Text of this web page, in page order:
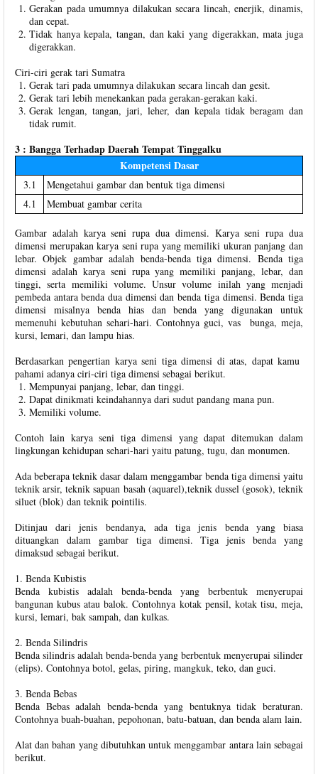
Gerakan pada umumnya dilakukan secara lincah, enerjik, dinamis,
dan cepat.
Tidak hanya kepala, tangan, dan kaki yang digerakkan, mata juga
digerakkan.
Ciri-ciri gerak tari Sumatra
Gerak tari pada umumnya dilakukan secara lincah dan gesit.
Gerak tari lebih menekankan pada gerakan-gerakan kaki.
Gerak lengan, tangan, jari, leher, dan kepala tidak beragam dan
tidak rumit.
3 : Bangga Terhadap Daerah Tempat Tinggalku
Kompetensi Dasar
3.1
Mengetahui gambar dan bentuk tiga dimensi
4.1
Membuat gambar cerita
Gambar adalah karya seni rupa dua dimensi. Karya seni rupa dua
dimensi merupakan karya seni rupa yang memiliki ukuran panjang dan
lebar. Objek gambar adalah benda-benda tiga dimensi. Benda tiga
dimensi adalah karya seni rupa yang memiliki panjang, lebar, dan
tinggi, serta memiliki volume. Unsur volume inilah yang menjadi
pembeda antara benda dua dimensi dan benda tiga dimensi. Benda tiga
dimensi misalnya benda hias dan benda yang digunakan untuk
memenuhi kebutuhan sehari-hari. Contohnya guci, vas bunga, meja,
kursi, lemari, dan lampu hias.
Berdasarkan pengertian karya seni tiga dimensi di atas, dapat kamu
pahami adanya ciri-ciri tiga dimensi sebagai berikut.
Mempunyai panjang, lebar, dan tinggi.
Dapat dinikmati keindahannya dari sudut pandang mana pun.
Memiliki volume.
Contoh lain karya seni tiga dimensi yang dapat ditemukan dalam
lingkungan kehidupan sehari-hari yaitu patung, tugu, dan monumen.
Ada beberapa teknik dasar dalam menggambar benda tiga dimensi yaitu
teknik arsir, teknik sapuan basah (aquarel),teknik dussel (gosok), teknik
siluet (blok) dan teknik pointilis.
Ditinjau dari jenis bendanya, ada tiga jenis benda yang biasa
dituangkan dalam gambar tiga dimensi. Tiga jenis benda yang
dimaksud sebagai berikut.
1. Benda Kubistis
Benda kubistis adalah benda-benda yang berbentuk menyerupai
bangunan kubus atau balok. Contohnya kotak pensil, kotak tisu, meja,
kursi, lemari, bak sampah, dan kulkas.
2. Benda Silindris
Benda silindris adalah benda-benda yang berbentuk menyerupai silinder
(elips). Contohnya botol, gelas, piring, mangkuk, teko, dan guci.
3. Benda Bebas
Benda Bebas adalah benda-benda yang bentuknya tidak beraturan.
Contohnya buah-buahan, pepohonan, batu-batuan, dan benda alam lain.
Alat dan bahan yang dibutuhkan untuk menggambar antara lain sebagai
berikut.